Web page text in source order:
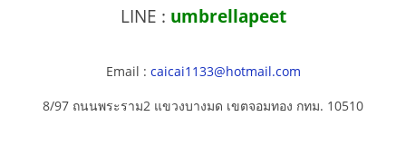
LINE : umbrellapeet
Email : caicai1133@hotmail.com
8/97 ถนนพระราม2 แขวงบางมด เขตจอมทอง กทม. 10510